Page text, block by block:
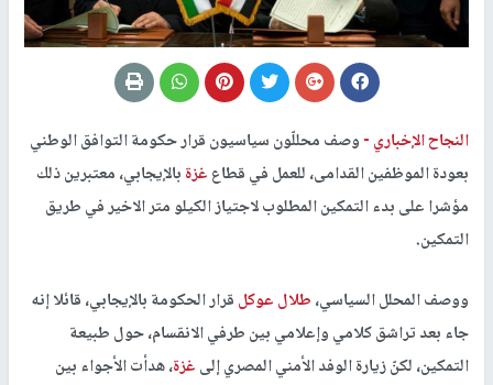
النجاح الإخباري -وصف محللّون سياسيون قرار حكومة التوافق الوطني
بعودة الموظفين القدامى، للعمل في قطاعغزةبالإيجابي، معتبرين ذلك
مؤشرا على بدء التمكين المطلوب لاجتياز الكيلو متر الاخير في طريق
التمكين.
ووصف المحلل السياسي،طلال عوكلقرار الحكومة بالإيجابي، قائلا إنه
جاء بعد تراشق كلامي وإعلامي بين طرفي الانقسام، حول طبيعة
التمكين، لكنّ زيارة الوفد الأمني المصري إلىغزة، هدأت الأجواء بين